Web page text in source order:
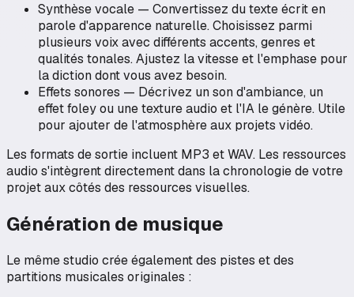
Synthèse vocale — Convertissez du texte écrit en
parole d'apparence naturelle. Choisissez parmi
plusieurs voix avec différents accents, genres et
qualités tonales. Ajustez la vitesse et l'emphase pour
la diction dont vous avez besoin.
Effets sonores — Décrivez un son d'ambiance, un
effet foley ou une texture audio et l'IA le génère. Utile
pour ajouter de l'atmosphère aux projets vidéo.
Les formats de sortie incluent MP3 et WAV. Les ressources
audio s'intègrent directement dans la chronologie de votre
projet aux côtés des ressources visuelles.
Génération de musique
Le même studio crée également des pistes et des
partitions musicales originales :